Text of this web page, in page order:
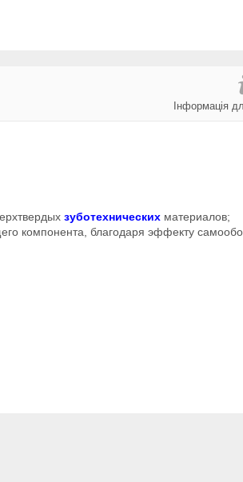
Інформація
зуботехнических материалов;
компонента, благодаря эффекту